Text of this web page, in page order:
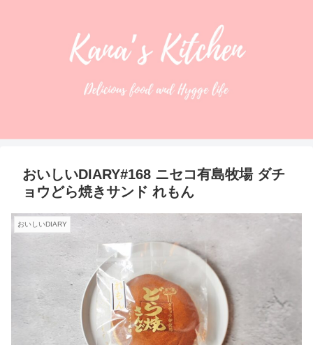
おいしいDIARY#168 ニセコ有島牧場 ダチ
ョウどら焼きサンド れもん
おいしいDIARY